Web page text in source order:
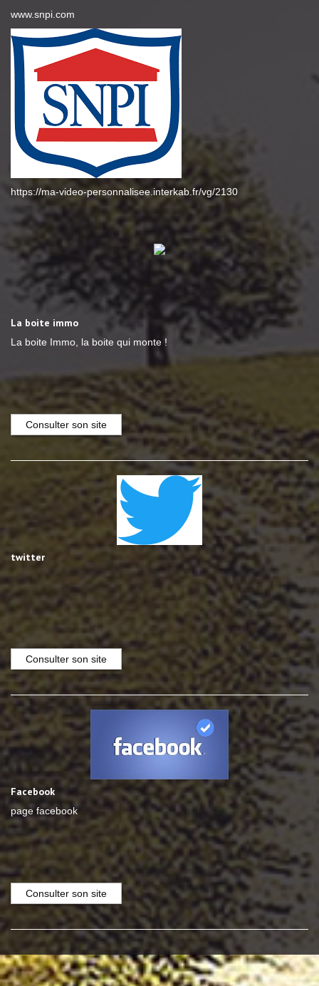
www.snpi.com
https://ma-video-personnalisee.interkab.fr/vg/2130
La boite immo
La boite Immo, la boite qui monte !
Consulter son site
twitter
Consulter son site
Facebook
page facebook
Consulter son site